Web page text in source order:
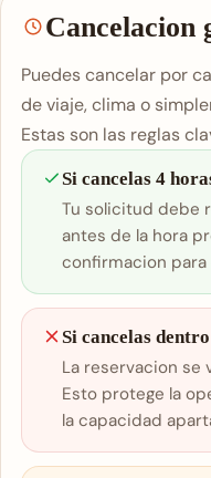
Cancelacion
Puedes cancelar por
de viaje, clima o
Estas son las reglas
Si cancelas 4
Tu solicitud debe
antes de la hora
confirmacion
Si cancelas
La reservacion se
Esto protege la
la capacidad